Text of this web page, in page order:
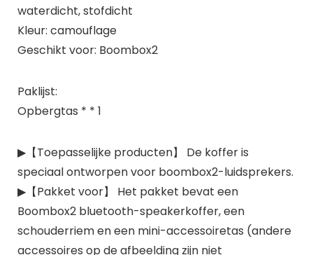
waterdicht, stofdicht
Kleur: camouflage
Geschikt voor: Boombox2
Paklijst:
Opbergtas * * 1
▶【Toepasselijke producten】 De koffer is
speciaal ontworpen voor boombox2-luidsprekers.
▶【Pakket voor】 Het pakket bevat een
Boombox2 bluetooth-speakerkoffer, een
schouderriem en een mini-accessoiretas (andere
accessoires op de afbeelding zijn niet